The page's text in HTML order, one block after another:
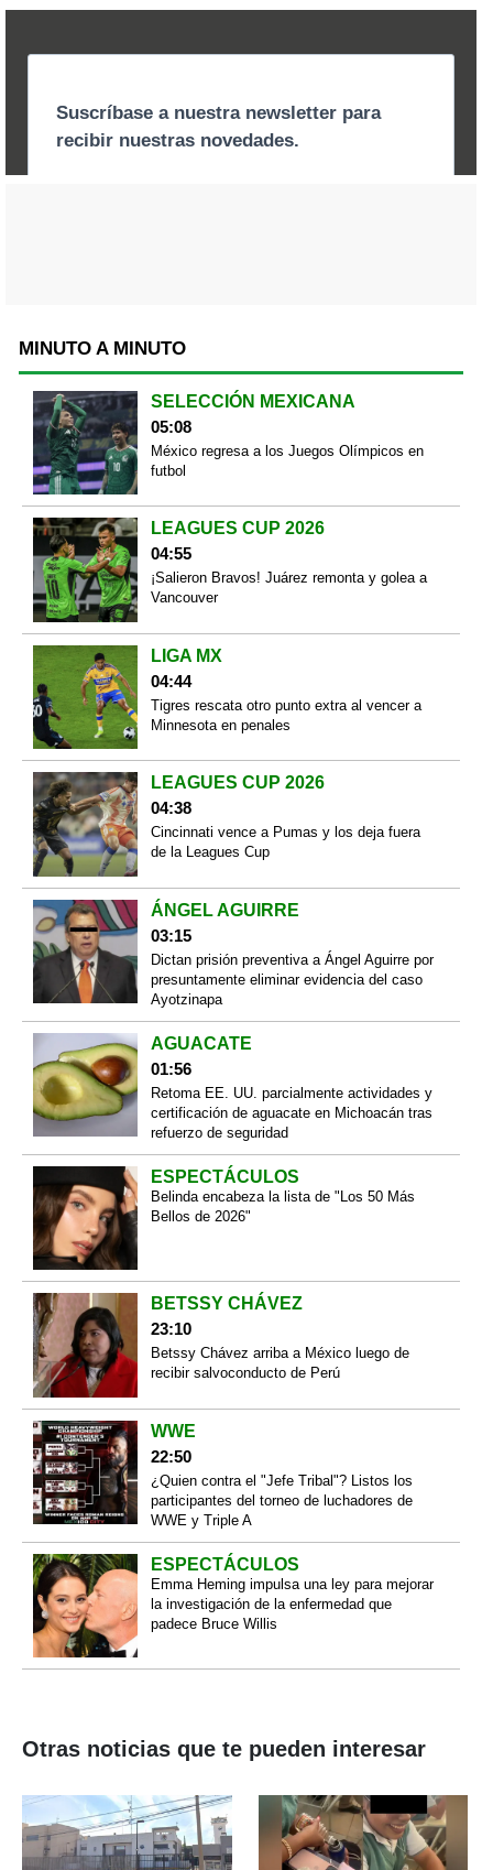
MINUTO A MINUTO
SELECCIÓN MEXICANA
05:08
México regresa a los Juegos Olímpicos en
futbol
LEAGUES CUP 2026
04:55
¡Salieron Bravos! Juárez remonta y golea a
Vancouver
LIGA MX
04:44
Tigres rescata otro punto extra al vencer a
Minnesota en penales
LEAGUES CUP 2026
04:38
Cincinnati vence a Pumas y los deja fuera
de la Leagues Cup
ÁNGEL AGUIRRE
03:15
Dictan prisión preventiva a Ángel Aguirre por
presuntamente eliminar evidencia del caso
Ayotzinapa
AGUACATE
01:56
Retoma EE. UU. parcialmente actividades y
certificación de aguacate en Michoacán tras
refuerzo de seguridad
ESPECTÁCULOS
Belinda encabeza la lista de "Los 50 Más
Bellos de 2026"
BETSSY CHÁVEZ
23:10
Betssy Chávez arriba a México luego de
recibir salvoconducto de Perú
WWE
22:50
¿Quien contra el "Jefe Tribal"? Listos los
participantes del torneo de luchadores de
WWE y Triple A
ESPECTÁCULOS
Emma Heming impulsa una ley para mejorar
la investigación de la enfermedad que
padece Bruce Willis
Otras noticias que te pueden interesar